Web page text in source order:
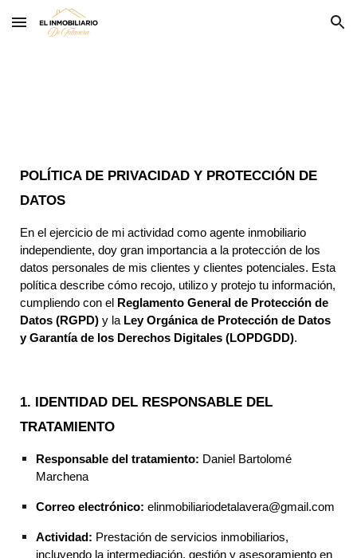
Skip to main content Skip to navigation
POLÍTICA DE PRIVACIDAD Y PROTECCIÓN DE
DATOS
En el ejercicio de mi actividad como agente inmobiliario
independiente, doy gran importancia a la protección de los
datos personales de mis clientes y clientes potenciales. Esta
política describe cómo recojo, utilizo y protejo tu información,
cumpliendo con el
Reglamento General de Protección de
Datos (RGPD) y la Ley Orgánica de Protección de Datos
y Garantía de los Derechos Digitales (LOPDGDD).
1. IDENTIDAD DEL RESPONSABLE DEL
TRATAMIENTO
Responsable del tratamiento: Daniel Bartolomé
Marchena
Correo electrónico: elinmobiliariodetalavera@gmail.com
Actividad: Prestación de servicios inmobiliarios,
incluyendo la intermediación, gestión y asesoramiento en